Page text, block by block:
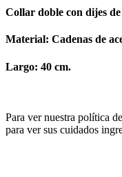
Collar doble con dijes de
Material: Cadenas de
Largo: 40 cm.
Para ver nuestra política
para ver sus cuidados